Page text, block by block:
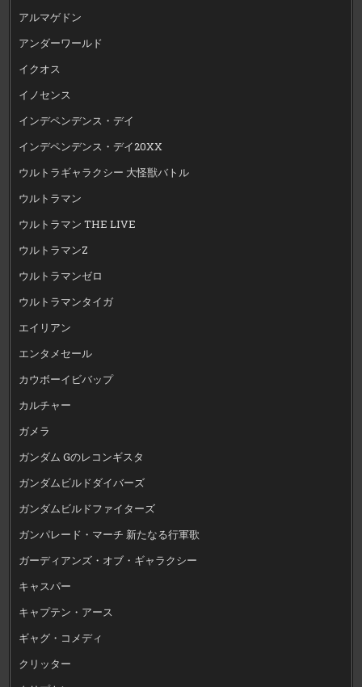
アルマゲドン
アンダーワールド
イクオス
イノセンス
インデペンデンス・デイ
インデペンデンス・デイ20XX
ウルトラギャラクシー 大怪獣バトル
ウルトラマン
ウルトラマン THE LIVE
ウルトラマンZ
ウルトラマンゼロ
ウルトラマンタイガ
エイリアン
エンタメセール
カウボーイビバップ
カルチャー
ガメラ
ガンダム Gのレコンギスタ
ガンダムビルドダイバーズ
ガンダムビルドファイターズ
ガンパレード・マーチ 新たなる行軍歌
ガーディアンズ・オブ・ギャラクシー
キャスパー
キャプテン・アース
ギャグ・コメディ
クリッター